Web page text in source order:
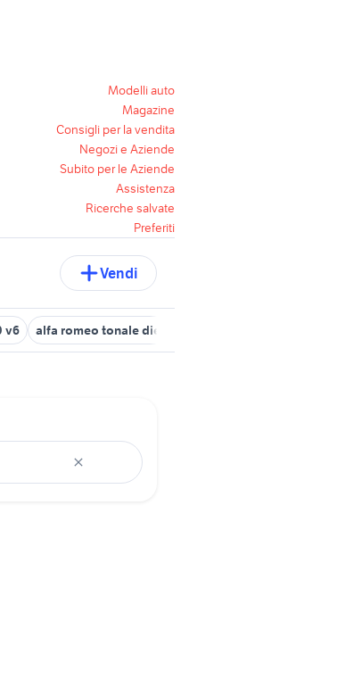
Modelli auto
Magazine
Consigli per la vendita
Negozi e Aziende
Subito per le Aziende
Assistenza
Ricerche salvate
Preferiti
Vendi
v6 alfa romeo tonale diesel